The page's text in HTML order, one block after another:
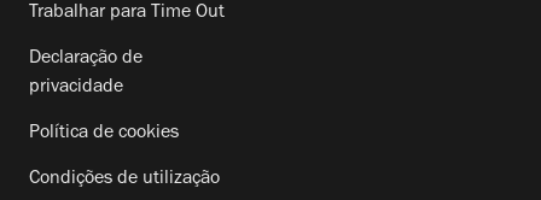
Trabalhar para Time Out
Declaração de
privacidade
Política de cookies
Condições de utilização